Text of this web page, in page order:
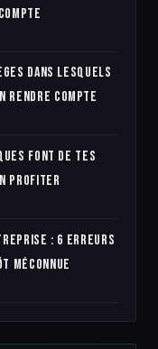
dans lesquels
rendre compte
font de tes
profiter
: 6 erreurs
méconnue